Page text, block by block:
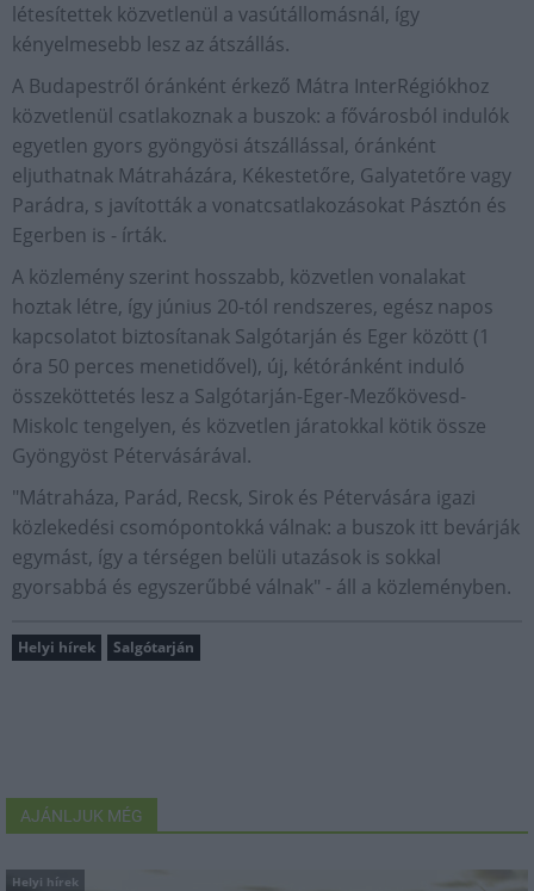
létesítettek közvetlenül a vasútállomásnál, így
kényelmesebb lesz az átszállás.
A Budapestről óránként érkező Mátra InterRégiókhoz
közvetlenül csatlakoznak a buszok: a fővárosból indulók
egyetlen gyors gyöngyösi átszállással, óránként
eljuthatnak Mátraházára, Kékestetőre, Galyatetőre vagy
Parádra, s javították a vonatcsatlakozásokat Pásztón és
Egerben is - írták.
A közlemény szerint hosszabb, közvetlen vonalakat
hoztak létre, így június 20-tól rendszeres, egész napos
kapcsolatot biztosítanak Salgótarján és Eger között (1
óra 50 perces menetidővel), új, kétóránként induló
összeköttetés lesz a Salgótarján-Eger-Mezőkövesd-
Miskolc tengelyen, és közvetlen járatokkal kötik össze
Gyöngyöst Pétervásárával.
"Mátraháza, Parád, Recsk, Sirok és Pétervására igazi
közlekedési csomópontokká válnak: a buszok itt bevárják
egymást, így a térségen belüli utazások is sokkal
gyorsabbá és egyszerűbbé válnak" - áll a közleményben.
Helyi hírek Salgótarján
AJÁNLJUK MÉG
Helyi hírek